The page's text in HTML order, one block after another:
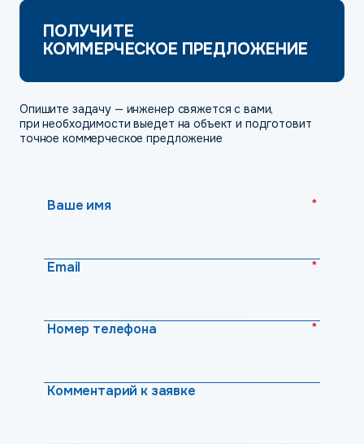
ПОЛУЧИТЕ
КОММЕРЧЕСКОЕ ПРЕДЛОЖЕНИЕ
Опишите задачу — инженер свяжется с вами,
при необходимости выедет на объект и подготовит
точное коммерческое предложение
Ваше имя *
Email *
Номер телефона *
Комментарий к заявке